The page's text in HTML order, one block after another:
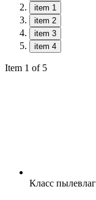
item 1
item 2
item 3
item 4
Item 1 of 5
Класс